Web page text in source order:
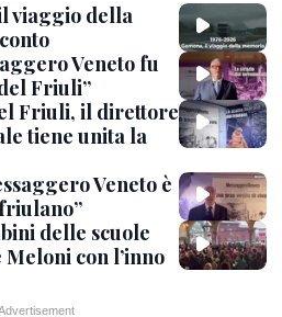
viaggio della
Veneto fu
Friuli”
Friuli, il direttore
tiene unita la
Veneto è
delle scuole
con l’inno